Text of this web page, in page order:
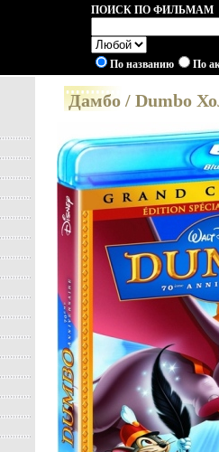
ПОИСК ПО ФИЛЬМАМ
По названию По
Дамбо / Dumbo